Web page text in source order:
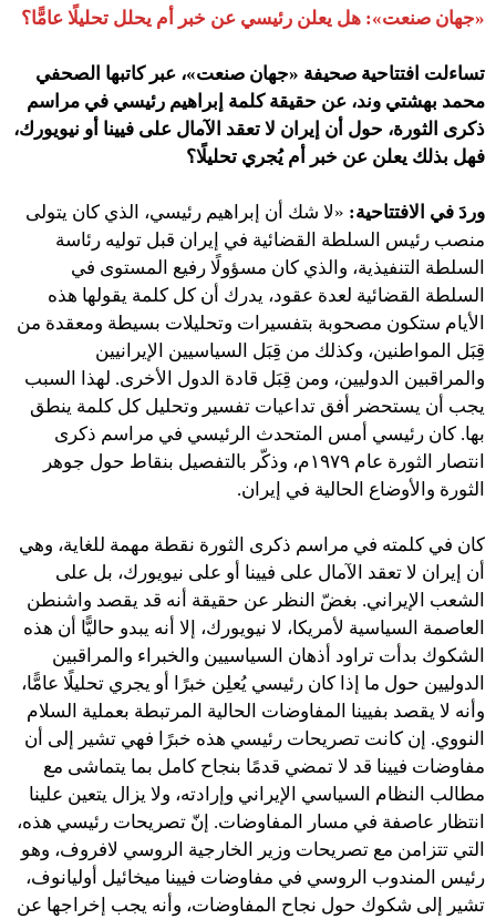
«جهان صنعت»: هل يعلن رئيسي عن خبر أم يحلل تحليلًا عامًّا؟
تساءلت افتتاحية صحيفة «جهان صنعت»، عبر كاتبها الصحفي
محمد بهشتي وند، عن حقيقة كلمة إبراهيم رئيسي في مراسم
ذكرى الثورة، حول أن إيران لا تعقد الآمال على فيينا أو نيويورك،
فهل بذلك يعلن عن خبر أم يُجري تحليلًا؟
وردَ في الافتتاحية: «لا شك أن إبراهيم رئيسي، الذي كان يتولى
منصب رئيس السلطة القضائية في إيران قبل توليه رئاسة
السلطة التنفيذية، والذي كان مسؤولًا رفيع المستوى في
السلطة القضائية لعدة عقود، يدرك أن كل كلمة يقولها هذه
الأيام ستكون مصحوبة بتفسيرات وتحليلات بسيطة ومعقدة من
قِبَل المواطنين، وكذلك من قِبَل السياسيين الإيرانيين
والمراقبين الدوليين، ومن قِبَل قادة الدول الأخرى. لهذا السبب
يجب أن يستحضر أفق تداعيات تفسير وتحليل كل كلمة ينطق
بها. كان رئيسي أمس المتحدث الرئيسي في مراسم ذكرى
انتصار الثورة عام ١٩٧٩م، وذكّر بالتفصيل بنقاط حول جوهر
الثورة والأوضاع الحالية في إيران.
كان في كلمته في مراسم ذكرى الثورة نقطة مهمة للغاية، وهي
أن إيران لا تعقد الآمال على فيينا أو على نيويورك، بل على
الشعب الإيراني. بغضّ النظر عن حقيقة أنه قد يقصد واشنطن
العاصمة السياسية لأمريكا، لا نيويورك، إلا أنه يبدو حاليًّا أن هذه
الشكوك بدأت تراود أذهان السياسيين والخبراء والمراقبين
الدوليين حول ما إذا كان رئيسي يُعلِن خبرًا أو يجري تحليلًا عامًّا،
وأنه لا يقصد بفيينا المفاوضات الحالية المرتبطة بعملية السلام
النووي. إن كانت تصريحات رئيسي هذه خبرًا فهي تشير إلى أن
مفاوضات فيينا قد لا تمضي قدمًا بنجاح كامل بما يتماشى مع
مطالب النظام السياسي الإيراني وإرادته، ولا يزال يتعين علينا
انتظار عاصفة في مسار المفاوضات. إنّ تصريحات رئيسي هذه،
التي تتزامن مع تصريحات وزير الخارجية الروسي لافروف، وهو
رئيس المندوب الروسي في مفاوضات فيينا ميخائيل أوليانوف،
تشير إلى شكوك حول نجاح المفاوضات، وأنه يجب إخراجها عن